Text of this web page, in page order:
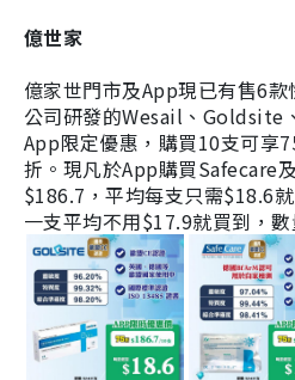
億世家
億家世門市及App現已有售6
公司研發的Wesail、Goldsite
App限定優惠，購買10支可享
折。現凡於App購買Safecare
$186.7，平均每支只需$18.6
一支平均不用$17.9就買到，